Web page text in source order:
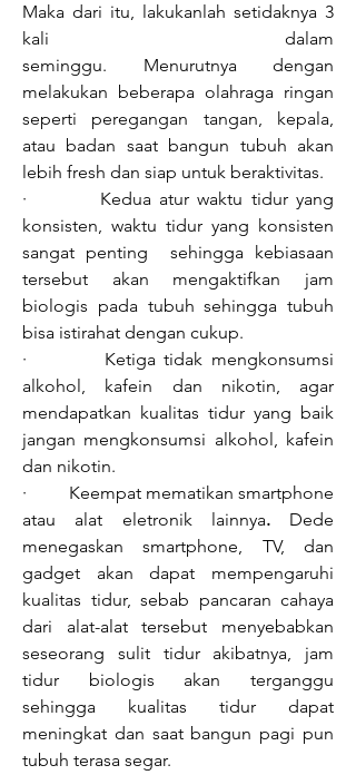
Maka dari itu, lakukanlah setidaknya 3
kali dalam
seminggu. Menurutnya dengan
melakukan beberapa olahraga ringan
seperti peregangan tangan, kepala,
atau badan saat bangun tubuh akan
lebih fresh dan siap untuk beraktivitas.
·         Kedua atur waktu tidur yang
konsisten, waktu tidur yang konsisten
sangat penting  sehingga kebiasaan
tersebut akan mengaktifkan jam
biologis pada tubuh sehingga tubuh
bisa istirahat dengan cukup.
·         Ketiga tidak mengkonsumsi
alkohol, kafein dan nikotin, agar
mendapatkan kualitas tidur yang baik
jangan mengkonsumsi alkohol, kafein
dan nikotin.
·         Keempat mematikan smartphone
atau alat eletronik lainnya. Dede
menegaskan smartphone, TV, dan
gadget akan dapat mempengaruhi
kualitas tidur, sebab pancaran cahaya
dari alat-alat tersebut menyebabkan
seseorang sulit tidur akibatnya, jam
tidur biologis akan terganggu
sehingga kualitas tidur dapat
meningkat dan saat bangun pagi pun
tubuh terasa segar.